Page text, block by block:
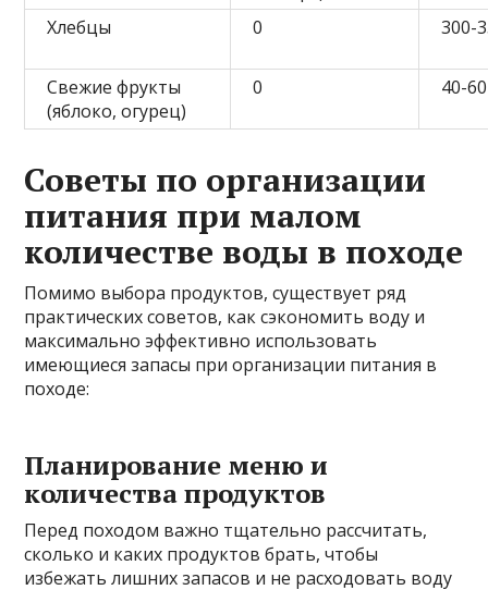
Хлебцы 0 300-
Свежие фрукты
(яблоко, огурец)
0 40-
Советы по организации
питания при малом
количестве воды в походе
Помимо выбора продуктов, существует ряд
практических советов, как сэкономить воду и
максимально эффективно использовать
имеющиеся запасы при организации питания в
походе:
Планирование меню и
количества продуктов
Перед походом важно тщательно рассчитать,
сколько и каких продуктов брать, чтобы
избежать лишних запасов и не расходовать воду